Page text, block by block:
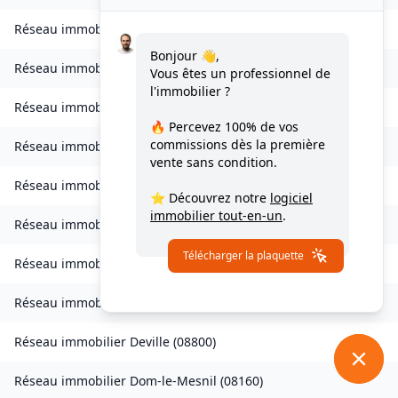
Réseau immobilier
Réseau immobilier Corny-Machéroménil(08270)
Réseau immobilier
Réseau immobilier Coulommes-et-Marqueny(08130)
Réseau immobilier
Réseau immobilier Daigny(08140)
Réseau immobilier Damouzy (08090)
Réseau immobilier
Réseau immobilier Deville (08800)
Réseau immobilier Dom-le-Mesnil (08160)
Bonjour 👋,
Vous êtes un professionnel de
l'immobilier ?
🔥 Percevez 100% de vos
commissions dès la première
vente sans condition.
⭐ Découvrez notre logiciel
immobilier tout-en-un.
Télécharger la plaquette